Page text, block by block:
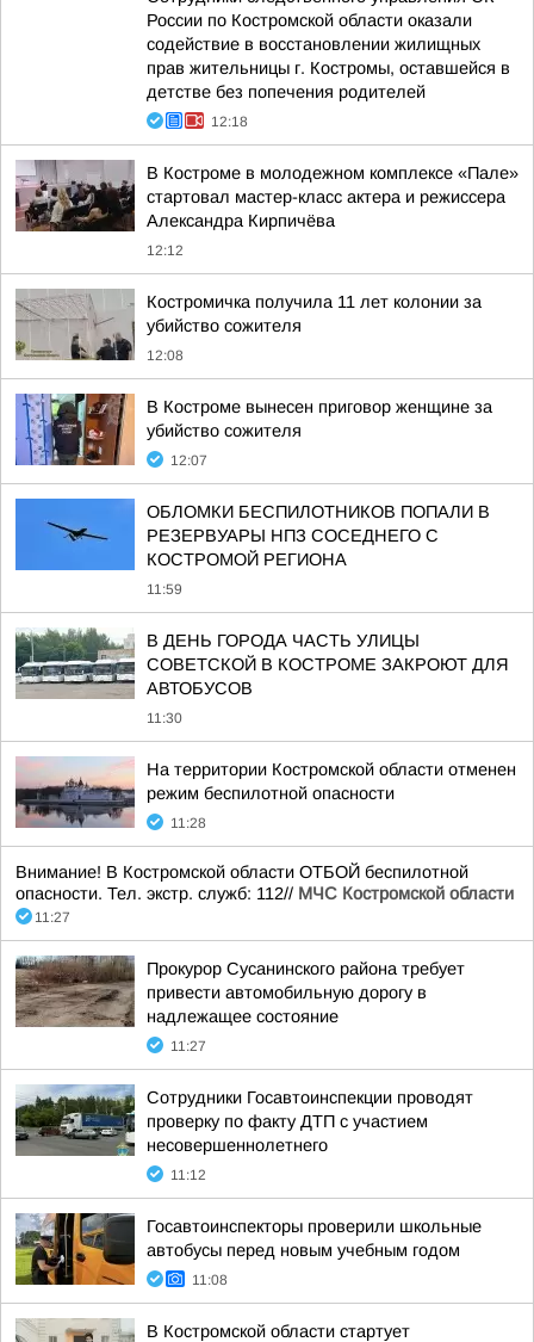
России по Костромской области оказали
содействие в восстановлении жилищных
прав жительницы г. Костромы, оставшейся в
детстве без попечения родителей
12:18
В Костроме в молодежном комплексе «Пале»
стартовал мастер-класс актера и режиссера
Александра Кирпичёва
12:12
Костромичка получила 11 лет колонии за
убийство сожителя
12:08
В Костроме вынесен приговор женщине за
убийство сожителя
12:07
ОБЛОМКИ БЕСПИЛОТНИКОВ ПОПАЛИ В
РЕЗЕРВУАРЫ НПЗ СОСЕДНЕГО С
КОСТРОМОЙ РЕГИОНА
11:59
В ДЕНЬ ГОРОДА ЧАСТЬ УЛИЦЫ
СОВЕТСКОЙ В КОСТРОМЕ ЗАКРОЮТ ДЛЯ
АВТОБУСОВ
11:30
На территории Костромской области отменен
режим беспилотной опасности
11:28
Внимание! В Костромской области ОТБОЙ беспилотной
опасности. Тел. экстр. служб: 112// МЧС Костромской области
11:27
Прокурор Сусанинского района требует
привести автомобильную дорогу в
надлежащее состояние
11:27
Сотрудники Госавтоинспекции проводят
проверку по факту ДТП с участием
несовершеннолетнего
11:12
Госавтоинспекторы проверили школьные
автобусы перед новым учебным годом
11:08
В Костромской области стартует